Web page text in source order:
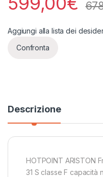
Aggiungi alla lista dei
Confronta
Descrizione
HOTPOINT ARISTON
31 S classe F capacità